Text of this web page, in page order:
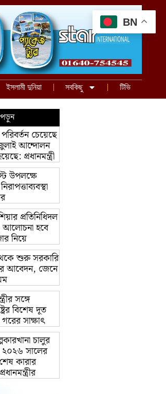
ইসলামী দুনিয়া সবকিছু টিভি
চেয়েছে
আন্দোলন
প্রধানমন্ত্রী
উপলক্ষে
প্রতিনিধিদল
আলোচনা হবে
নিয়ে
শুরু সরকারি
আবেদন, জেনে
সঙ্গে
বিশেষ দূত
সাক্ষাৎ
চালুর
২০২৬ সালের
কারার
BN